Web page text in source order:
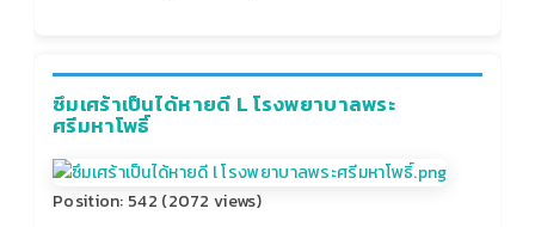
ซึมเศร้าเป็นได้หายดี L โรงพยาบาลพระ
ศรีมหาโพธิ์
Position: 542 (2072 views)